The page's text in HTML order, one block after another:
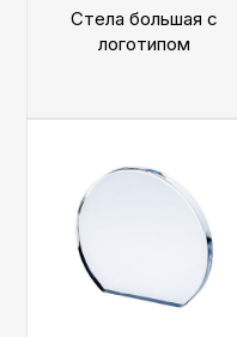
Стела большая с
логотипом